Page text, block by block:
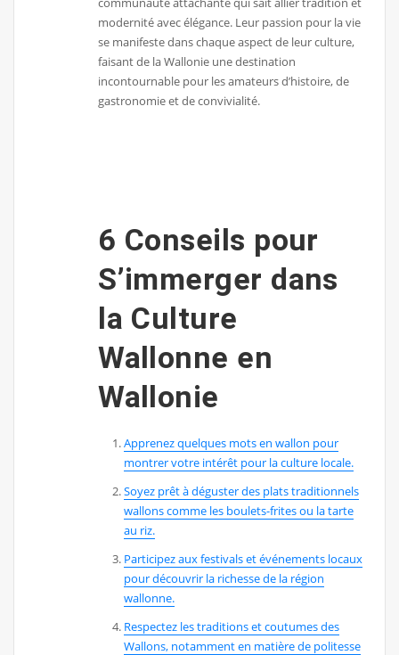
modernité avec élégance. Leur passion pour la vie
se manifeste dans chaque aspect de leur culture,
faisant de la Wallonie une destination
incontournable pour les amateurs d’histoire, de
gastronomie et de convivialité.
6 Conseils pour
S’immerger dans
la Culture
Wallonne en
Wallonie
Apprenez quelques mots en wallon pour
montrer votre intérêt pour la culture locale.
Soyez prêt à déguster des plats traditionnels
wallons comme les boulets-frites ou la tarte
au riz.
Participez aux festivals et événements locaux
pour découvrir la richesse de la région
wallonne.
Respectez les traditions et coutumes des
Wallons, notamment en matière de politesse